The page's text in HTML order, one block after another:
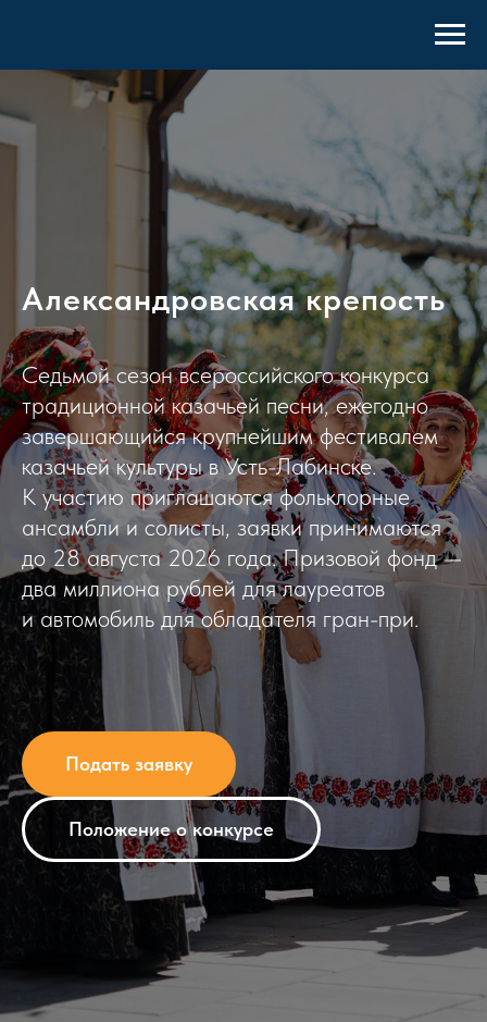
Александровская крепость
Седьмой сезон всероссийского конкурса
традиционной казачьей песни, ежегодно
завершающийся крупнейшим фестивалем
казачьей культуры в Усть-Лабинске.
К участию приглашаются фольклорные
ансамбли и солисты, заявки принимаются
до 28 августа 2026 года. Призовой фонд —
два миллиона рублей для лауреатов
и автомобиль для обладателя гран-при.
Подать заявку
Положение о конкурсе